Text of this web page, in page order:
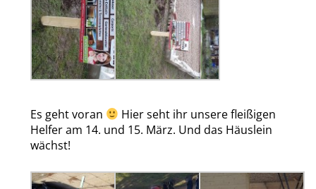
Es geht voran
Hier seht ihr unsere fleißigen
Helfer am 14. und 15. März. Und das Häuslein
wächst!